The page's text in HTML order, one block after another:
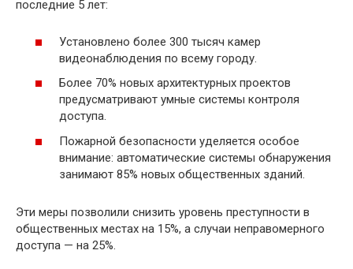
последние 5 лет:
Установлено более 300 тысяч камер
видеонаблюдения по всему городу.
Более 70% новых архитектурных проектов
предусматривают умные системы контроля
доступа.
Пожарной безопасности уделяется особое
внимание: автоматические системы обнаружения
занимают 85% новых общественных зданий.
Эти меры позволили снизить уровень преступности в
общественных местах на 15%, а случаи неправомерного
доступа — на 25%.